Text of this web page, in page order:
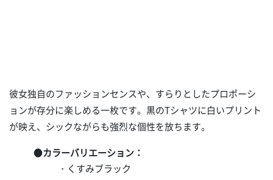
彼女独自のファッションセンスや、すらりとしたプロポーシ
ョンが存分に楽しめる一枚です。黒のTシャツに白いプリント
が映え、シックながらも強烈な個性を放ちます。
●カラーバリエーション：
・くすみブラック